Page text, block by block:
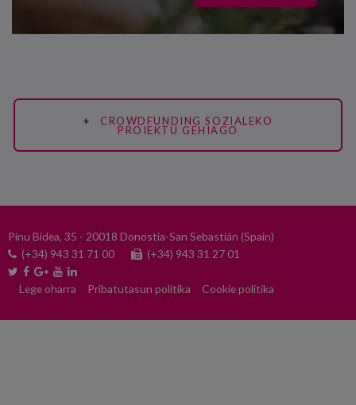
CROWDFUNDING SOZIALEKO
PROIEKTU GEHIAGO
Pinu Bidea, 35 - 20018 Donostia-San Sebastián (Spain)
(+34) 943 31 71 00
(+34) 943 31 27 01
Lege oharra Pribatutasun politika Cookie politika